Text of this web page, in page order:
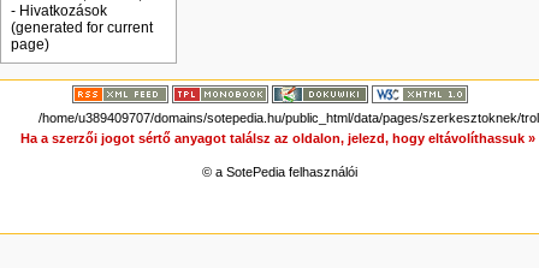
/home/u389409707/domains/sotepedia.hu/public_html/data/pages/szerkesztoknek/
Ha a szerzői jogot sértő anyagot találsz az oldalon, jelezd, hogy eltávolíthassuk »
© a SotePedia felhasználói